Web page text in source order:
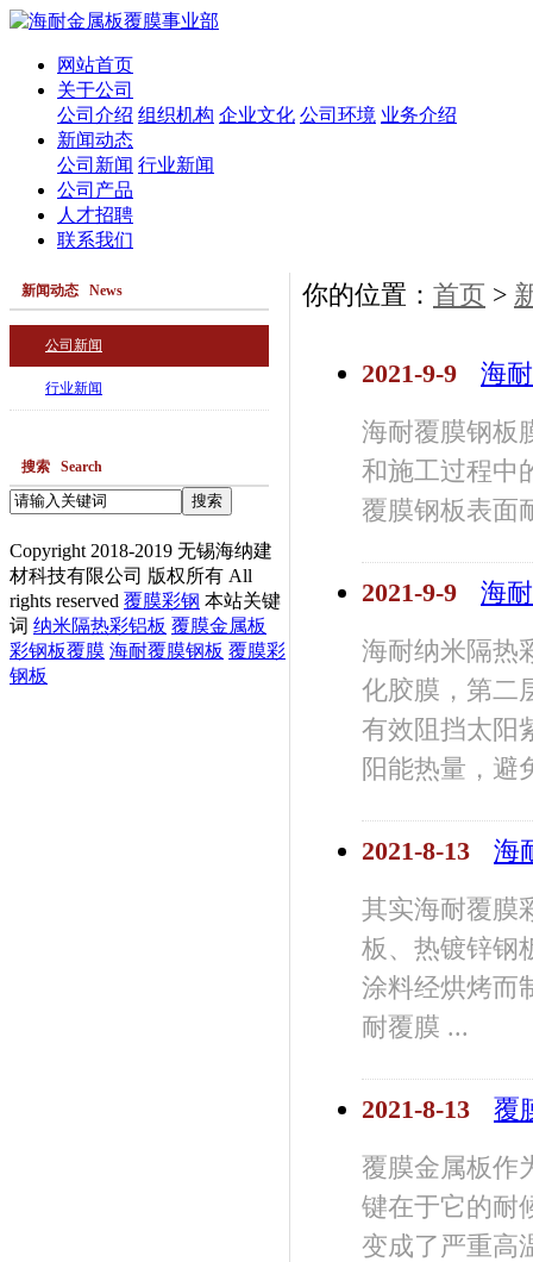
网站首页
关于公司
公司介绍 组织机构 企业文化 公司环境 业务介绍
新闻动态
公司新闻 行业新闻
公司产品
人才招聘
联系我们
新闻动态 News
公司新闻
行业新闻
搜索 Search
你的位置： 首页 >
2021-9-9
海
海耐覆膜钢板
和施工过程中
覆膜钢板表面
2021-9-9
海
海耐纳米隔热
化胶膜，第二
有效阻挡太阳
阳能热量，避
2021-8-13
海
其实海耐覆膜
板、热镀锌钢
涂料经烘烤而
耐覆膜 ...
2021-8-13
覆
覆膜金属板作
键在于它的耐
变成了严重高
Copyright 2018-2019 无锡海纳建
材科技有限公司 版权所有 All
rights reserved 覆膜彩钢 本站关键
词 纳米隔热彩铝板 覆膜金属板
彩钢板覆膜 海耐覆膜钢板 覆膜彩
钢板